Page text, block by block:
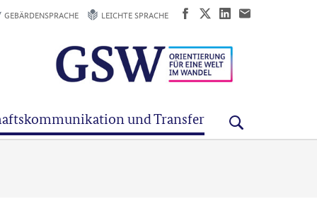
und Transfer
GEBÄRDENSPRACHE LEICHTE SPRACHE